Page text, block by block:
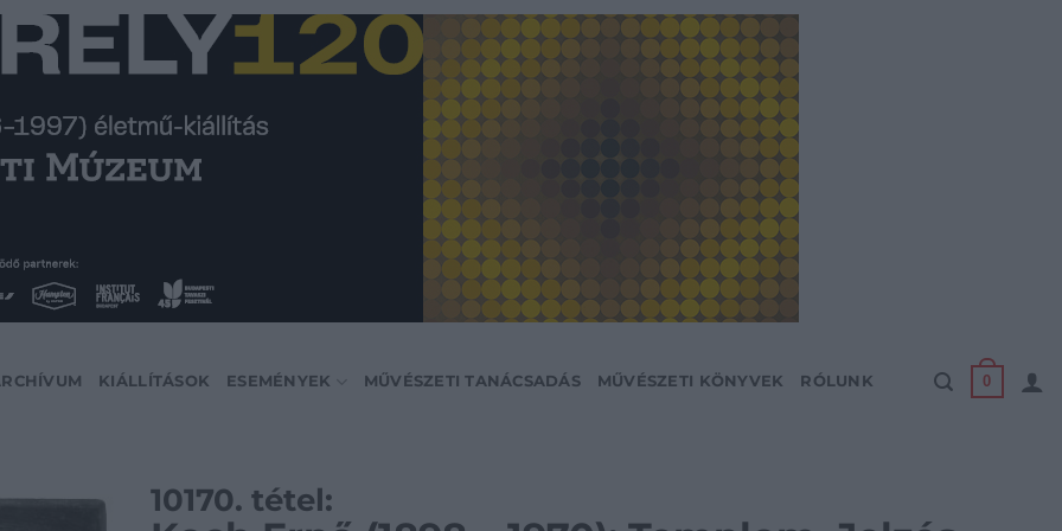
KIÁLLÍTÁSOK ESEMÉNYEK MŰVÉSZETI TANÁCSADÁS MŰVÉSZETI KÖNYVEK RÓLUNK 0
10170. tétel: